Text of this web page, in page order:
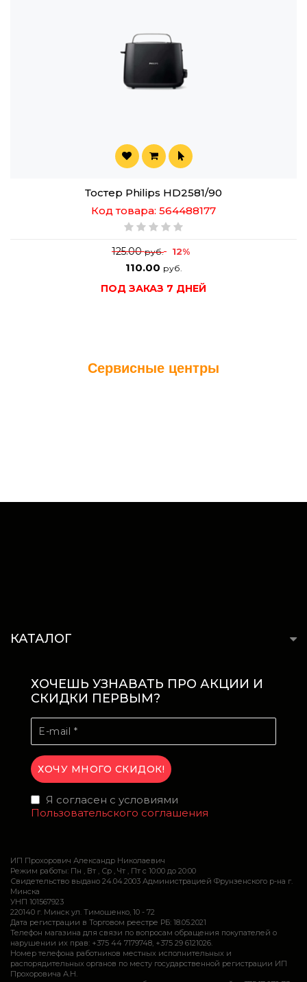
Тостер Philips HD2581/90
Код товара: 564488177
125.00руб. 12%
110.00 руб.
ПОД ЗАКАЗ 7 ДНЕЙ
Сервисные центры
КАТАЛОГ
ХОЧЕШЬ УЗНАВАТЬ ПРО АКЦИИ И
СКИДКИ ПЕРВЫМ?
Я согласен с условиями
Пользовательского соглашения
ИП Прохорович Александр Николаевич
Режим работы: Пн , Вт , Ср , Чт , Пт c 10:00 до 20:00
Свидетельство выдано 24.04.2003 Администрацией Фрунзенского р-на г.
Минска
УНП 101567923
220140 г. Минск ул. Тимошенко, 10 - 72
Дата регистрации в Торговом реестре РБ: 18.05.2021
Телефон магазина для связи по вопросам обращения покупателей о
нарушении их прав: +375 44 7179748, +375 29 6121026.
Номер телефона работников местных исполнительных и
распорядительных органов по месту государственной регистрации ИП
Прохоровича А.Н.